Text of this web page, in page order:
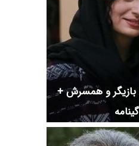
بازیگر و همسرش +